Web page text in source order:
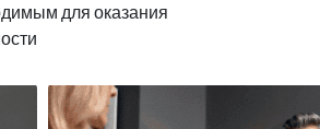
для оказания